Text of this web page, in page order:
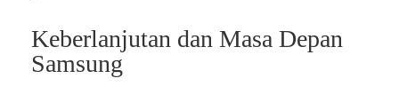
Keberlanjutan dan Masa Depan
Samsung